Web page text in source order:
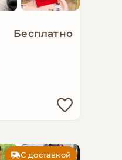
Бесплатно
С доставкой